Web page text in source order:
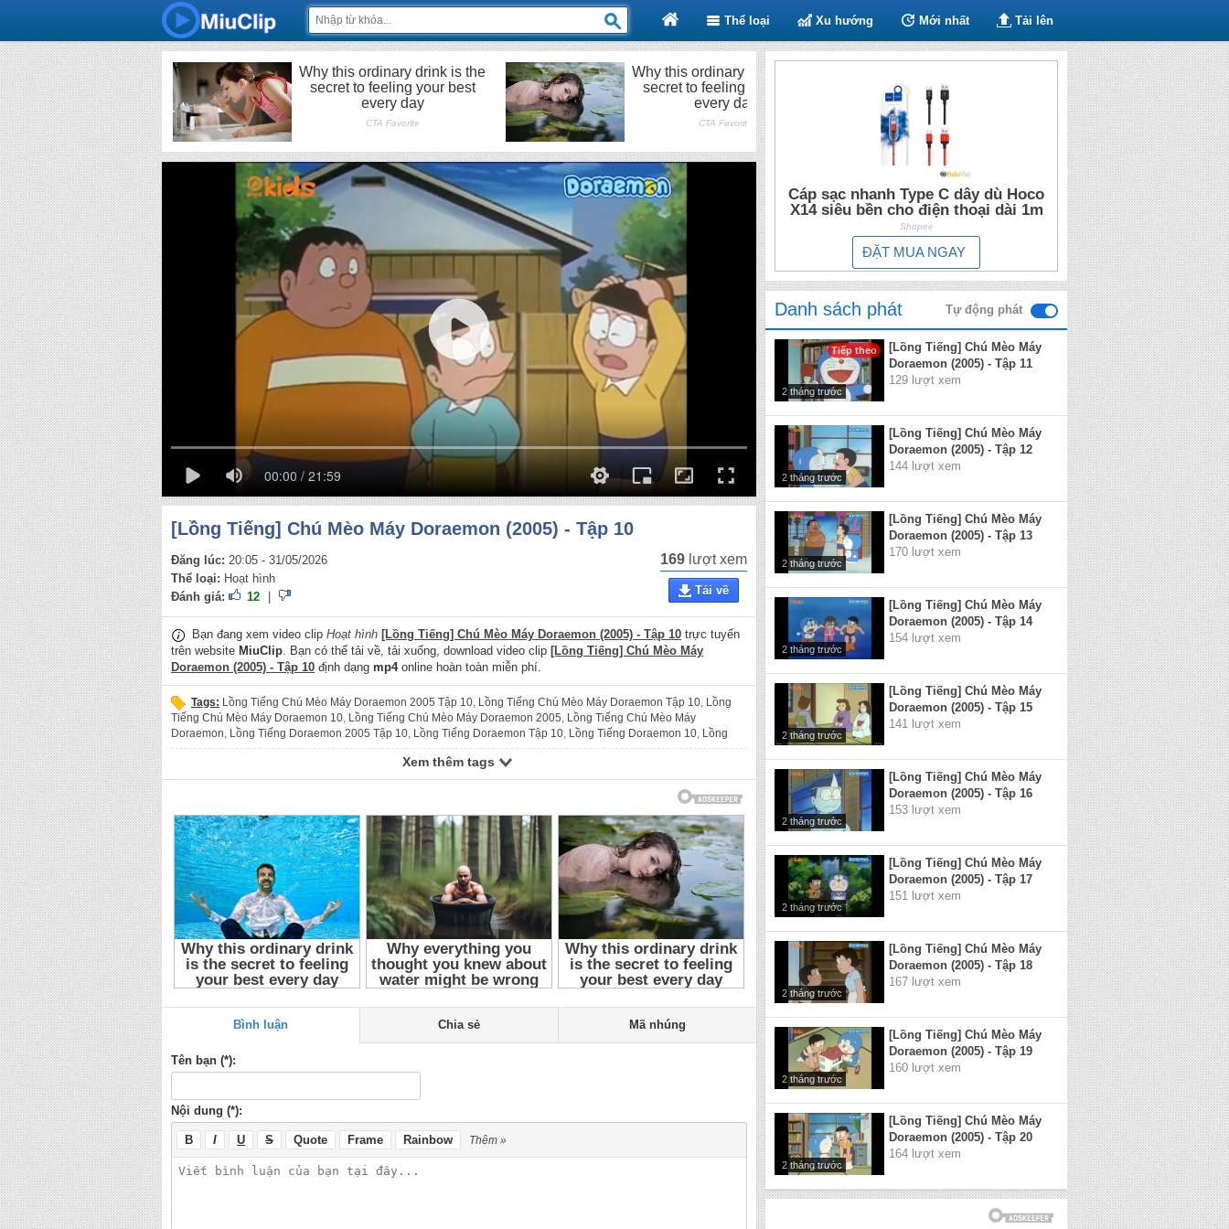
Thể loại Xu hướng Mới nhất Tải lên
00:00 / 21:59
[Lồng Tiếng] Chú Mèo Máy Doraemon (2005) - Tập 10
Đăng lúc: 20:05 - 31/05/2026
Thể loại: Hoạt hình
Đánh giá:
12
169 lượt xem
Tải về
Bạn đang xem video clip Hoạt hình [Lồng Tiếng] Chú Mèo Máy Doraemon (2005) - Tập 10 trực tuyến
trên website MiuClip. Bạn có thể tải về, tải xuống, download video clip [Lồng Tiếng] Chú Mèo Máy
Doraemon (2005) - Tập 10 định dạng mp4online hoàn toàn miễn phí.
Tags: Lồng Tiếng Chú Mèo Máy Doraemon 2005 Tập 10, Lồng Tiếng Chú Mèo Máy Doraemon Tập 10, Lồng
Tiếng Chú Mèo Máy Doraemon 10, Lồng Tiếng Chú Mèo Máy Doraemon 2005, Lồng Tiếng Chú Mèo Máy
Doraemon, Lồng Tiếng Doraemon 2005 Tập 10, Lồng Tiếng Doraemon Tập 10, Lồng Tiếng Doraemon 10, Lồng
Tiếng Doraemon 2005 , Lồng Tiếng Doraemon,Lồng Tiếng Đôrêmon 2005 Tập 10 , Lồng Tiếng Đôrêmon Tập 10,
Lồng Tiếng Đôrêmon 2005 ,Lồng Tiếng Đôrêmon
tiếng đôrêmon tập 10,lồng tiếng đôrêmon 10,lồng tiếng đôrêmon 2005,lồng tiếng đôrêmon,Chú Mèo Máy
Chú Mèo Máy Doraemon
Doraemon,Đôrêmon 2005 Tập 10,Đôrêmon Tập 10,Đôrêmon 10, Đôrêmon 2005,Đôrêmon,đôrêmon 2005 tập 10
đôrêmon tập 10,đôrêmon 10,đôrêmon 2005,đôrêmon Phim anime Nhật Bản ,Phim anime,Phim hoạt hình Nhật
Bản,Phim hoạt hình,Phim Nhật Bản,Long Tieng Chu Meo May Doraemon 2005 Tap 10, Long Tieng Chu Meo May
Doraemon Tap 10,Long Tieng Chu Meo May Doraemon 10, Long Tieng Chu Meo May Doraemon 2005,Long Tieng
Chu Meo May Doraemon, Long Tieng Doraemon 2005 Tap 10, Long Tieng Doraemon Tap 10 ,Long Tieng
Doraemon 10,Long Tieng Doraemon 2005,Long Tieng Doraemon,Long Tieng Doremon 2005 Tap 10,Long Tieng
Doremon Tap 10,Long Tieng Doremon 10,Long Tieng Doremon 2005 Long Tieng Doremon,Chu Meo May
Doraemon 2005 Tap 10,Chu Meo May Doraemon Tap 10 Chu Meo May Doraemon 10,Chu Meo May Doraemon
2005,Chu Meo May Doraemon,Doraemon 2005 Tap 10,Doraemon Tap 10 Doremon 2005 Tap 10,Doremon Tap
,Doremon 10,Doremon 2005,Doremon,Phim anime Nhat Ban, Phim anime Phim hoat hinh Nhat Ban,Phim
hoat hinh,Phim Nhat Ban
Xem thêm tags
Bình luận Chia sẻ Mã nhúng
Tên bạn (*):
Nội dung (*):
B I U S Quote Frame Rainbow Thêm »
Cáp sạc nhanh Type C dây dù Hoco
X14 siêu bền cho điện thoại dài 1m
Shopee
ĐẶT MUA NGAY
Danh sách phát Tự động phát
Tiếp theo
2 tháng trước
[Lồng Tiếng] Chú Mèo Máy
Doraemon (2005) - Tập 11
129 lượt xem
2 tháng trước
[Lồng Tiếng] Chú Mèo Máy
Doraemon (2005) - Tập 12
144 lượt xem
2 tháng trước
[Lồng Tiếng] Chú Mèo Máy
Doraemon (2005) - Tập 13
170 lượt xem
2 tháng trước
[Lồng Tiếng] Chú Mèo Máy
Doraemon (2005) - Tập 14
154 lượt xem
2 tháng trước
[Lồng Tiếng] Chú Mèo Máy
Doraemon (2005) - Tập 15
141 lượt xem
2 tháng trước
[Lồng Tiếng] Chú Mèo Máy
Doraemon (2005) - Tập 16
153 lượt xem
2 tháng trước
[Lồng Tiếng] Chú Mèo Máy
Doraemon (2005) - Tập 17
151 lượt xem
2 tháng trước
[Lồng Tiếng] Chú Mèo Máy
Doraemon (2005) - Tập 18
167 lượt xem
2 tháng trước
[Lồng Tiếng] Chú Mèo Máy
Doraemon (2005) - Tập 19
160 lượt xem
2 tháng trước
[Lồng Tiếng] Chú Mèo Máy
Doraemon (2005) - Tập 20
164 lượt xem